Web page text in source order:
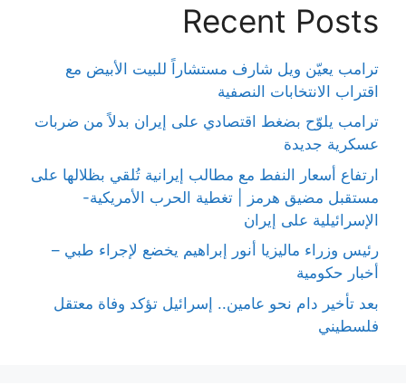
Recent Posts
ترامب يعيّن ويل شارف مستشاراً للبيت الأبيض مع
اقتراب الانتخابات النصفية
ترامب يلوّح بضغط اقتصادي على إيران بدلاً من ضربات
عسكرية جديدة
ارتفاع أسعار النفط مع مطالب إيرانية تُلقي بظلالها على
مستقبل مضيق هرمز | تغطية الحرب الأمريكية-
الإسرائيلية على إيران
رئيس وزراء ماليزيا أنور إبراهيم يخضع لإجراء طبي –
أخبار حكومية
بعد تأخير دام نحو عامين.. إسرائيل تؤكد وفاة معتقل
فلسطيني